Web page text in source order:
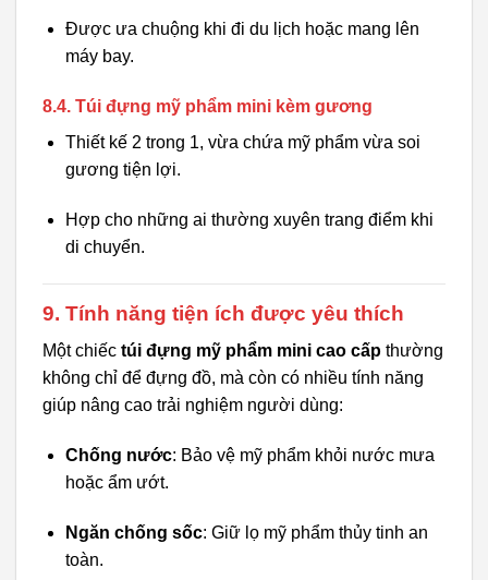
Được ưa chuộng khi đi du lịch hoặc mang lên
máy bay.
8.4. Túi đựng mỹ phẩm mini kèm gương
Thiết kế 2 trong 1, vừa chứa mỹ phẩm vừa soi
gương tiện lợi.
Hợp cho những ai thường xuyên trang điểm khi
di chuyển.
9. Tính năng tiện ích được yêu thích
Một chiếc túi đựng mỹ phẩm mini cao cấp thường
không chỉ để đựng đồ, mà còn có nhiều tính năng
giúp nâng cao trải nghiệm người dùng:
Chống nước: Bảo vệ mỹ phẩm khỏi nước mưa
hoặc ẩm ướt.
Ngăn chống sốc: Giữ lọ mỹ phẩm thủy tinh an
toàn.